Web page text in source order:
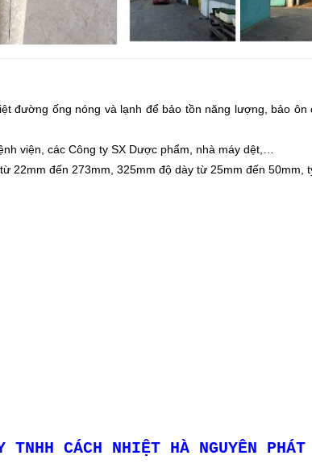
đường ống nóng và lạnh để bảo tồn năng lượng, bảo
viện, các Công ty SX Dược phẩm, nhà máy dệt,…
22mm đến 273mm, 325mm độ dày từ 25mm đến 50mm,
TNHH CÁCH NHIỆT HÀ NGUYÊN PHÁT